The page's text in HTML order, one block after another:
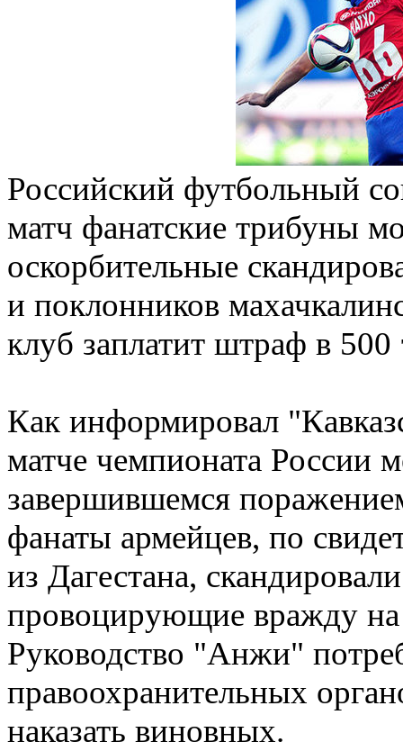
Российский футбольный
матч фанатские трибуны
оскорбительные
и поклонников
клуб заплатит штраф в
Как информировал
матче чемпионата
завершившемся
фанаты армейцев, по
из Дагестана,
провоцирующие вражду
Руководство "Анжи"
правоохранительных
наказать виновных.